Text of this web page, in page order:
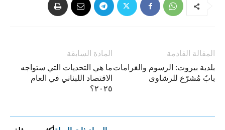
المادة السابقة
ما هي التحديات التي ستواجه
الاقتصاد اللبناني في العام
٢٠٢٥؟
المقالة القادمة
بلدية بيروت: الرسوم والغرامات
بابٌ مُشرّع للرشاوى